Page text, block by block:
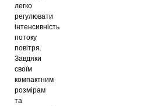
легко
регулювати
інтенсивність
потоку
повітря.
Завдяки
своїм
компактним
розмірам
та